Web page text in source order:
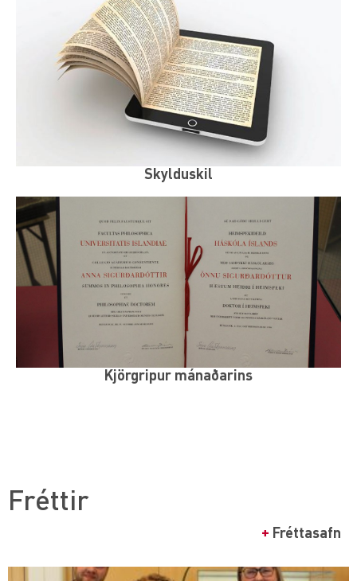
Skylduskil
Kjörgripur mánaðarins
Fréttir
+ Fréttasafn